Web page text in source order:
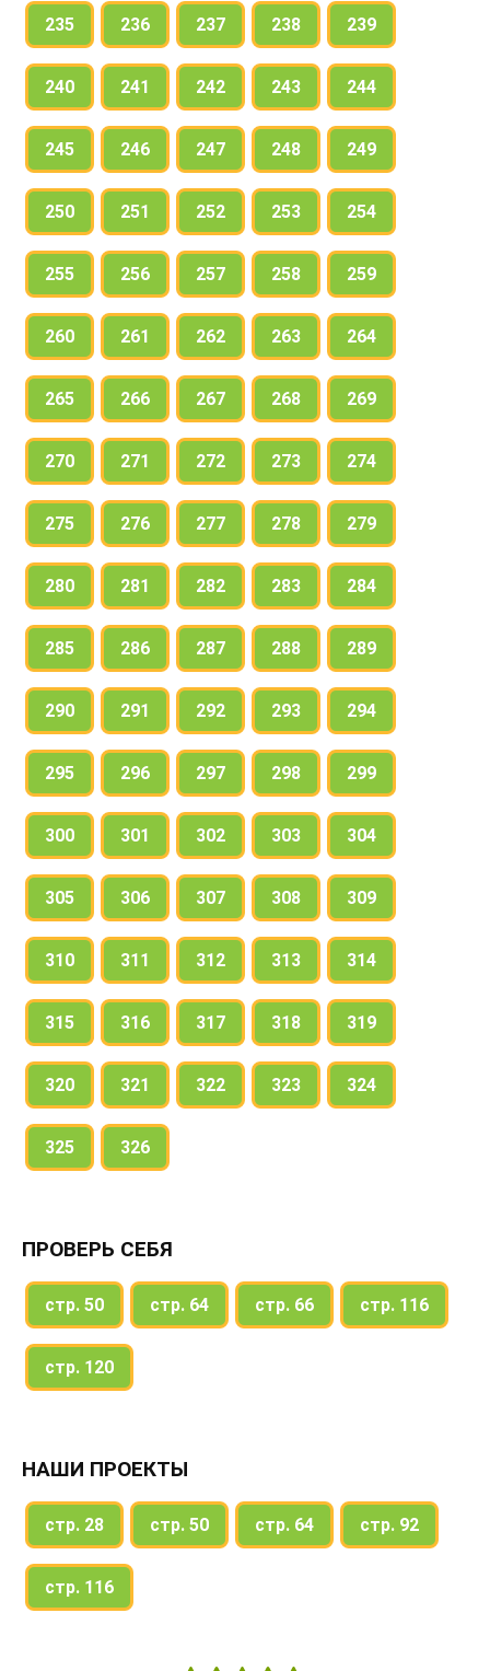
235 236 237 238 239
240 241 242 243 244
245 246 247 248 249
250 251 252 253 254
255 256 257 258 259
260 261 262 263 264
265 266 267 268 269
270 271 272 273 274
275 276 277 278 279
280 281 282 283 284
285 286 287 288 289
290 291 292 293 294
295 296 297 298 299
300 301 302 303 304
305 306 307 308 309
310 311 312 313 314
315 316 317 318 319
320 321 322 323 324
325 326
ПРОВЕРЬ СЕБЯ
стр. 50 стр. 64 стр. 66 стр. 116
стр. 120
НАШИ ПРОЕКТЫ
стр. 28 стр. 50 стр. 64 стр. 92
стр. 116